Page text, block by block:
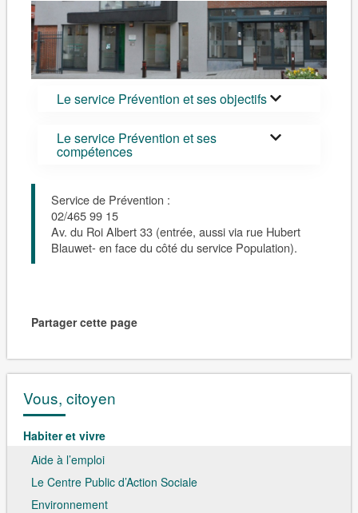
Le service Prévention et ses objectifs
Le service Prévention et ses
compétences
Service de Prévention :
02/465 99 15
Av. du Roi Albert 33 (entrée, aussi via rue Hubert
Blauwet- en face du côté du service Population).
Partager cette page
Vous, citoyen
Habiter et vivre
Aide à l’emploi
Le Centre Public d’Action Sociale
Environnement